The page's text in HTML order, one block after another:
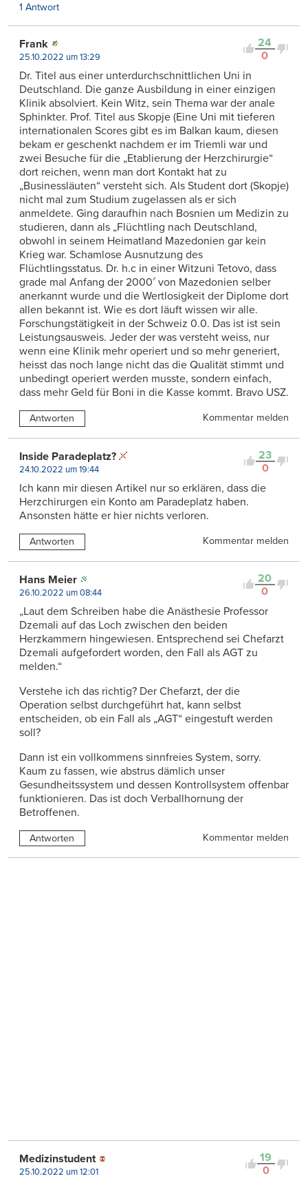
1 Antwort
24
0
Frank
25.10.2022 um 13:29
Dr. Titel aus einer unterdurchschnittlichen Uni in
Deutschland. Die ganze Ausbildung in einer einzigen
Klinik absolviert. Kein Witz, sein Thema war der anale
Sphinkter. Prof. Titel aus Skopje (Eine Uni mit tieferen
internationalen Scores gibt es im Balkan kaum, diesen
bekam er geschenkt nachdem er im Triemli war und
zwei Besuche für die „Etablierung der Herzchirurgie“
dort reichen, wenn man dort Kontakt hat zu
„Businessläuten“ versteht sich. Als Student dort (Skopje)
nicht mal zum Studium zugelassen als er sich
anmeldete. Ging daraufhin nach Bosnien um Medizin zu
studieren, dann als „Flüchtling nach Deutschland,
obwohl in seinem Heimatland Mazedonien gar kein
Krieg war. Schamlose Ausnutzung des
Flüchtlingsstatus. Dr. h.c in einer Witzuni Tetovo, dass
grade mal Anfang der 2000′ von Mazedonien selber
anerkannt wurde und die Wertlosigkeit der Diplome dort
allen bekannt ist. Wie es dort läuft wissen wir alle.
Forschungstätigkeit in der Schweiz 0.0. Das ist ist sein
Leistungsausweis. Jeder der was versteht weiss, nur
wenn eine Klinik mehr operiert und so mehr generiert,
heisst das noch lange nicht das die Qualität stimmt und
unbedingt operiert werden musste, sondern einfach,
dass mehr Geld für Boni in die Kasse kommt. Bravo USZ.
Antworten Kommentar melden
23
0
Inside Paradeplatz?
24.10.2022 um 19:44
Ich kann mir diesen Artikel nur so erklären, dass die
Herzchirurgen ein Konto am Paradeplatz haben.
Ansonsten hätte er hier nichts verloren.
Antworten Kommentar melden
20
0
Hans Meier
26.10.2022 um 08:44
„Laut dem Schreiben habe die Anästhesie Professor
Dzemali auf das Loch zwischen den beiden
Herzkammern hingewiesen. Entsprechend sei Chefarzt
Dzemali aufgefordert worden, den Fall als AGT zu
melden.“
Verstehe ich das richtig? Der Chefarzt, der die
Operation selbst durchgeführt hat, kann selbst
entscheiden, ob ein Fall als „AGT“ eingestuft werden
soll?
Dann ist ein vollkommens sinnfreies System, sorry.
Kaum zu fassen, wie abstrus dämlich unser
Gesundheitssystem und dessen Kontrollsystem offenbar
funktionieren. Das ist doch Verballhornung der
Betroffenen.
Antworten Kommentar melden
19
0
Medizinstudent
25.10.2022 um 12:01